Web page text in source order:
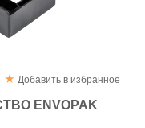
Добавить в избранное
ENVOPAK